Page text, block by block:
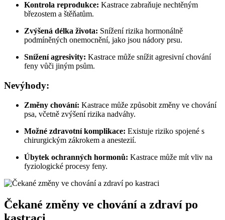
Kontrola reprodukce: Kastrace zabraňuje nechtěným
březostem a štěňatům.
Zvýšená délka života: Snížení rizika hormonálně
podmíněných onemocnění, jako jsou nádory prsu.
Snížení agresivity: Kastrace může snížit agresivní chování
feny vůči jiným psům.
Nevýhody:
Změny chování: Kastrace může způsobit změny ve chování
psa, včetně zvýšení rizika nadváhy.
Možné zdravotní komplikace: Existuje riziko spojené s
chirurgickým zákrokem a anestezií.
Úbytek ochranných hormonů: Kastrace může mít vliv na
fyziologické procesy feny.
Čekané změny ve chování a zdraví po